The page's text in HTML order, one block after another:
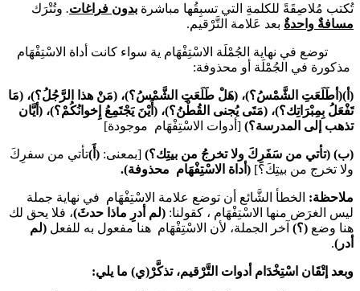
تُكتب مُلاصِقَةً للكلمةِ التي تسبِقُها مباشرة بدون فراغات. وتُتْرَك
مسافةٌ واحدةٌ بعد عَلامة التَّرْقيم.
توضع في نهاية الجُمْلَة الاسْتِفْهَام ية سواء كانت أداة الاسْتِفْهَام
مذكورة في الجُمْلَة أو محذوفة:
(أ)(أطَلَعَتِ الشَّمْسُ؟)، (هَلْ طَلَعَتِ الشَّمْسُ؟)، (مَنْ هذا الرَّجُلُ؟)، (مَا
تَفْعَلُ بِمِبْرَاتِك؟)، (مَتَى يُجنى القُطْنُ؟)، (أَيْنَ يَجْتَمِعُ إِخوانُكُمْ؟)، (أيَّان
تذهب إلى المدرسة؟) [أدوات الاسْتِفْهَام موجودة]
(ب) (تأتي من سَفَرِكَ ولا تخرجُ من بيتِك؟) [بمعنى: (أَ)تأتي من سفرِكَ
ولا تخرج من بيتِكَ؟] (أداة الاسْتِفْهَام محذوفة).
ملاحظة: الخطأ الشَّائع أن توضع علامة الاسْتِفْهَام في نهاية جملة
ليس الغرَض منها الاسْتِفْهَام ، كقولنا: (لم أدرِ ماذا حدثَ)، فلا يحق لك
هنا وضع (؟) آخر الجملة، لأن الاسْتِفْهَام هنا مفعول به للفعل (لم
أدر).
وبعد إتْقَان اسْتِخْدَام أدوات التَّرْقيم، تذكَّرْ(ي) ما يلي: